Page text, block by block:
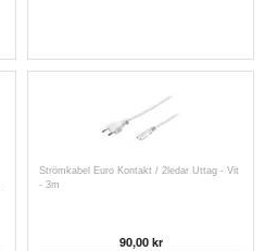
Strömkabel Euro Kontakt / 2ledar Uttag - Vit
- 3m
90,00kr